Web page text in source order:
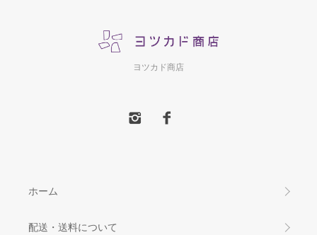
ヨツカド商店
ホーム
配送・送料について